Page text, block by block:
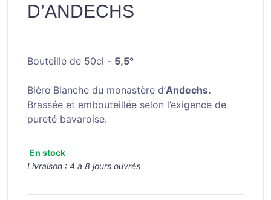
D’ANDECHS
Bouteille de 50cl - 5,5°
Bière Blanche du monastère d’Andechs.
Brassée et embouteillée selon l’exigence de
pureté bavaroise.
En stock
Livraison : 4 à 8 jours ouvrés